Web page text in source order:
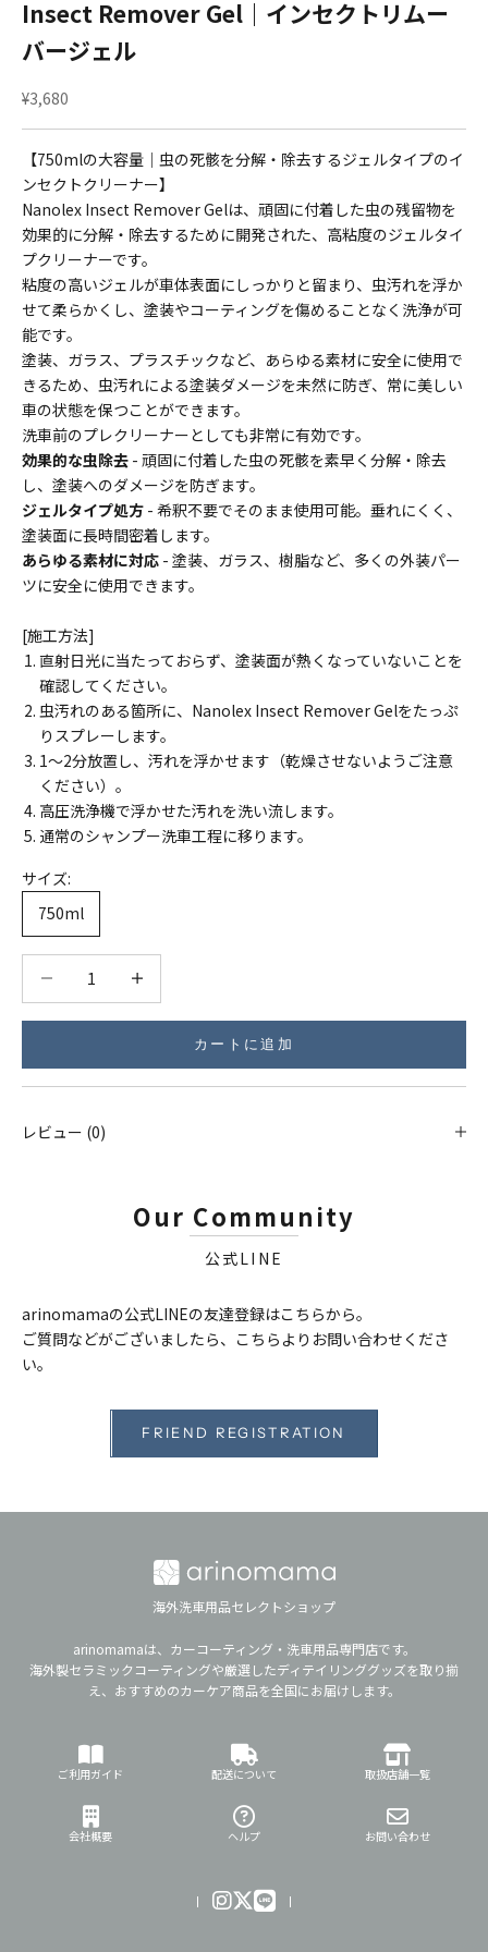
Insect Remover Gel｜インセクトリムー
バージェル
セール価格
¥3,680
【750mlの大容量｜虫の死骸を分解・除去するジェルタイプのイ
ンセクトクリーナー】
Nanolex Insect Remover Gelは、頑固に付着した虫の残留物を
効果的に分解・除去するために開発された、高粘度のジェルタイ
プクリーナーです。
粘度の高いジェルが車体表面にしっかりと留まり、虫汚れを浮か
せて柔らかくし、塗装やコーティングを傷めることなく洗浄が可
能です。
塗装、ガラス、プラスチックなど、あらゆる素材に安全に使用で
きるため、虫汚れによる塗装ダメージを未然に防ぎ、常に美しい
車の状態を保つことができます。
洗車前のプレクリーナーとしても非常に有効です。
効果的な虫除去 - 頑固に付着した虫の死骸を素早く分解・除去
し、塗装へのダメージを防ぎます。
ジェルタイプ処方 - 希釈不要でそのまま使用可能。垂れにくく、
塗装面に長時間密着します。
あらゆる素材に対応 - 塗装、ガラス、樹脂など、多くの外装パー
ツに安全に使用できます。
[施工方法]
直射日光に当たっておらず、塗装面が熱くなっていないことを
確認してください。
虫汚れのある箇所に、Nanolex Insect Remover Gelをたっぷ
りスプレーします。
1～2分放置し、汚れを浮かせます（乾燥させないようご注意
ください）。
高圧洗浄機で浮かせた汚れを洗い流します。
通常のシャンプー洗車工程に移ります。
サイズ:
750ml
カートに追加
レビュー (0)
Our Community
公式LINE
arinomamaの公式LINEの友達登録はこちらから。
ご質問などがございましたら、こちらよりお問い合わせくださ
い。
FRIEND REGISTRATION
海外洗車用品セレクトショップ
arinomamaは、カーコーティング・洗車用品専門店です。
海外製セラミックコーティングや厳選したディテイリンググッズを取り揃
え、おすすめのカーケア商品を全国にお届けします。
ご利用ガイド 配送について 取扱店舗一覧
会社概要 ヘルプ お問い合わせ